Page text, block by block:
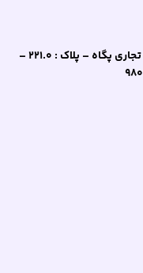
اصفهان محله باغ نگار خیابان میرفندرسکی تجاری پگاه – پلاک : 221.0 –